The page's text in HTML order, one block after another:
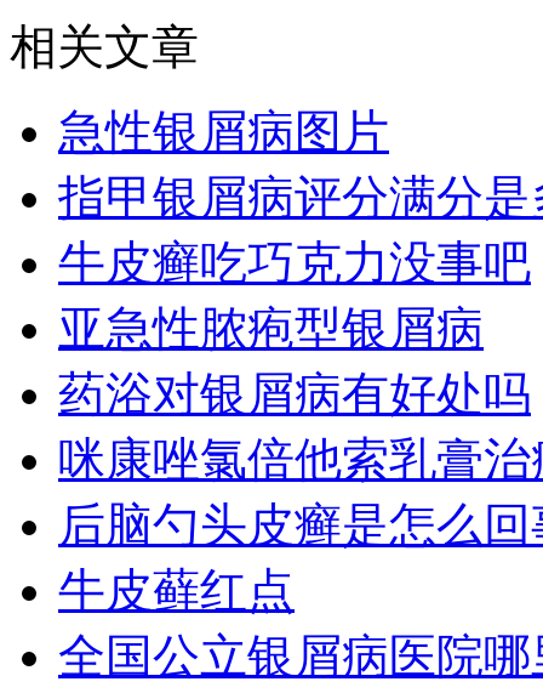
相关文章
急性银屑病图片
指甲银屑病评分满分是
牛皮癣吃巧克力没事吧
亚急性脓疱型银屑病
药浴对银屑病有好处吗
咪康唑氯倍他索乳膏
后脑勺头皮癣是怎么回
牛皮藓红点
全国公立银屑病医院